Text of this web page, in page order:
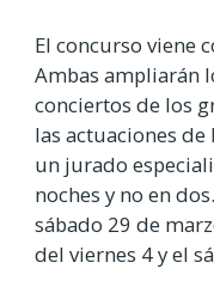
El concurso viene
Ambas ampliarán
conciertos de los
las actuaciones
un jurado
noches y no en
sábado 29 de
del viernes 4 y el